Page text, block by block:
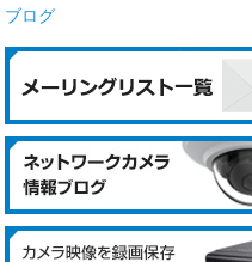
ブログ